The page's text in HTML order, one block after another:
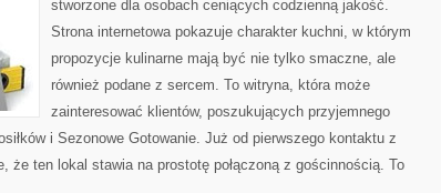
stworzone dla osobach ceniących codzienną jakość.
Strona internetowa pokazuje charakter kuchni, w którym
propozycje kulinarne mają być nie tylko smaczne, ale
również podane z sercem. To witryna, która może
zainteresować klientów, poszukujących przyjemnego
i Sezonowe Gotowanie. Już od pierwszego kontaktu z
że ten lokal stawia na prostotę połączoną z gościnnością. To